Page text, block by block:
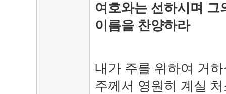
여호와는 선하시며 그
이름을 찬양하라
내가 주를 위하여 거
주께서 영원히 계실